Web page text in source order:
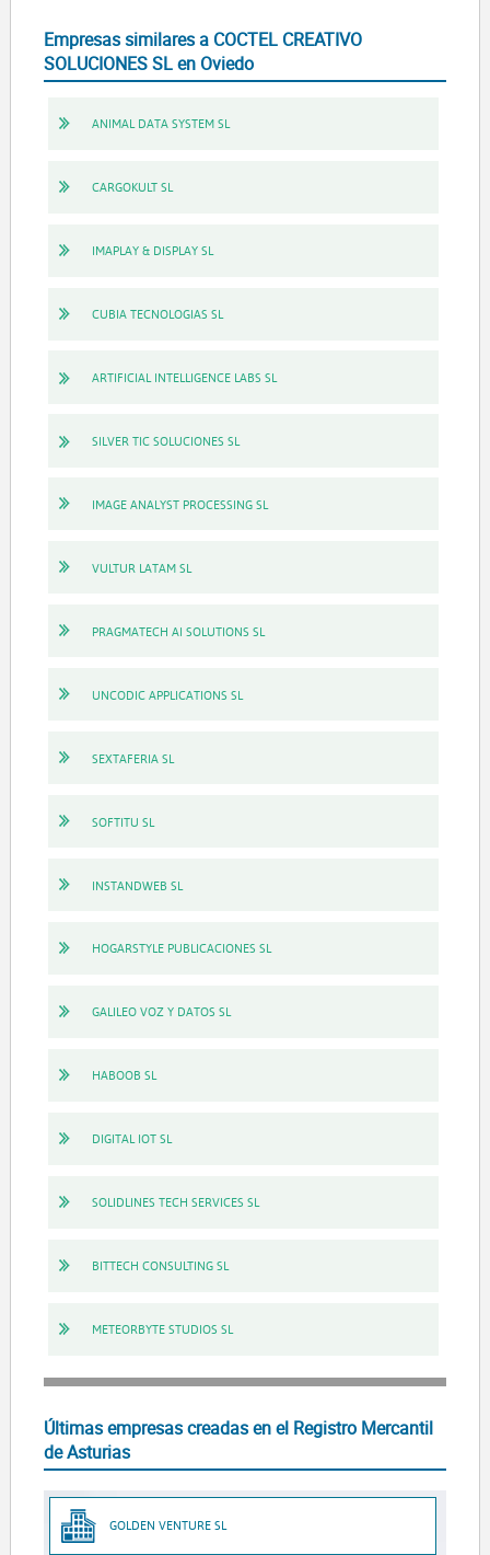
Empresas similares a COCTEL CREATIVO
SOLUCIONES SL en Oviedo
ANIMAL DATA SYSTEM SL
CARGOKULT SL
IMAPLAY & DISPLAY SL
CUBIA TECNOLOGIAS SL
ARTIFICIAL INTELLIGENCE LABS SL
SILVER TIC SOLUCIONES SL
IMAGE ANALYST PROCESSING SL
VULTUR LATAM SL
PRAGMATECH AI SOLUTIONS SL
UNCODIC APPLICATIONS SL
SEXTAFERIA SL
SOFTITU SL
INSTANDWEB SL
HOGARSTYLE PUBLICACIONES SL
GALILEO VOZ Y DATOS SL
HABOOB SL
DIGITAL IOT SL
SOLIDLINES TECH SERVICES SL
BITTECH CONSULTING SL
METEORBYTE STUDIOS SL
Últimas empresas creadas en el Registro Mercantil
de Asturias
GOLDEN VENTURE SL